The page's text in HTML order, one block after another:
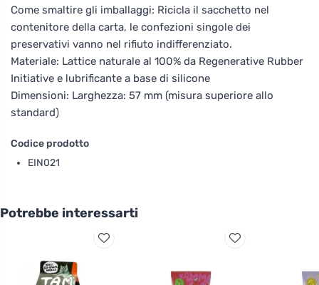
Come smaltire gli imballaggi: Ricicla il sacchetto nel
contenitore della carta, le confezioni singole dei
preservativi vanno nel rifiuto indifferenziato.
Materiale: Lattice naturale al 100% da Regenerative Rubber
Initiative e lubrificante a base di silicone
Dimensioni: Larghezza: 57 mm (misura superiore allo
standard)
Codice prodotto
EIN021
Potrebbe interessarti